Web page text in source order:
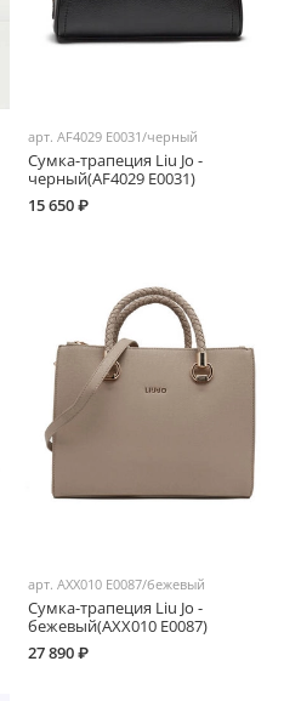
арт. AF4029 E0031/черный
Сумка-трапеция Liu Jo -
черный(AF4029 E0031)
15 650 ₽
арт. AXX010 E0087/бежевый
Сумка-трапеция Liu Jo -
бежевый(AXX010 E0087)
27 890 ₽